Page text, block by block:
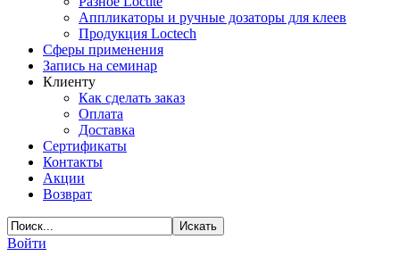
Аппликаторы и ручные дозаторы для клеев
Продукция Loctech
Сферы применения
Запись на семинар
Клиенту
Как сделать заказ
Оплата
Доставка
Сертификаты
Контакты
Акции
Возврат
Войти